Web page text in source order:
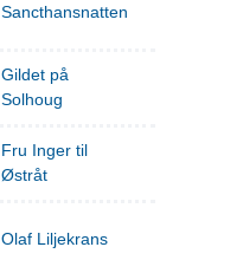
Sancthansnatten
Gildet på
Solhoug
Fru Inger til
Østråt
Olaf Liljekrans